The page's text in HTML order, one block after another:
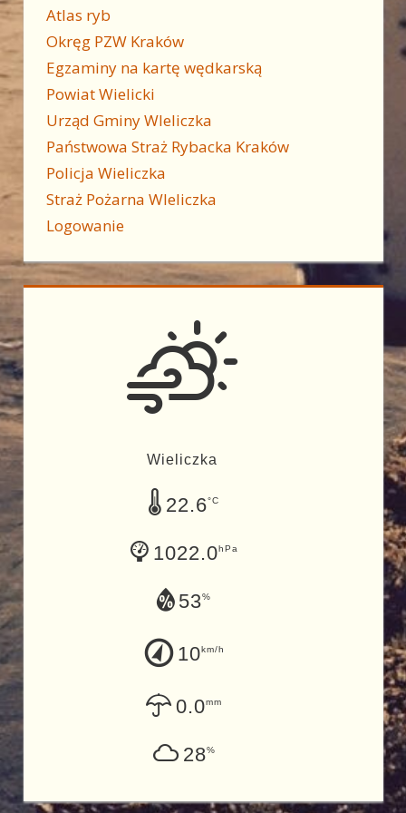
Atlas ryb
Okręg PZW Kraków
Egzaminy na kartę wędkarską
Powiat Wielicki
Urząd Gminy WIeliczka
Państwowa Straż Rybacka Kraków
Policja Wieliczka
Straż Pożarna WIeliczka
Logowanie
Wieliczka
22.6°C
1022.0hPa
53%
10km/h
0.0mm
28%